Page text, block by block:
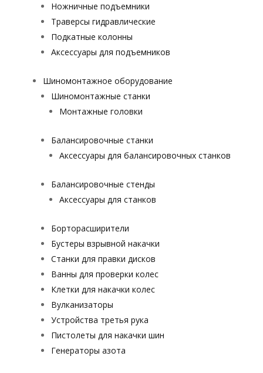
Ножничные подъемники
Траверсы гидравлические
Подкатные колонны
Аксессуары для подъемников
Шиномонтажное оборудование
Шиномонтажные станки
Монтажные головки
Балансировочные станки
Аксессуары для балансировочных станков
Балансировочные стенды
Аксессуары для станков
Борторасширители
Бустеры взрывной накачки
Станки для правки дисков
Ванны для проверки колес
Клетки для накачки колес
Вулканизаторы
Устройства третья рука
Пистолеты для накачки шин
Генераторы азота